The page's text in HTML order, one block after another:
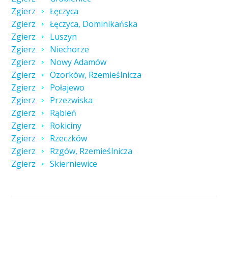
Zgierz
Łęczyca
Zgierz
Łęczyca, Dominikańska
Zgierz
Luszyn
Zgierz
Niechorze
Zgierz
Nowy Adamów
Zgierz
Ozorków, Rzemieślnicza
Zgierz
Połajewo
Zgierz
Przezwiska
Zgierz
Rąbień
Zgierz
Rokiciny
Zgierz
Rzeczków
Zgierz
Rzgów, Rzemieślnicza
Zgierz
Skierniewice